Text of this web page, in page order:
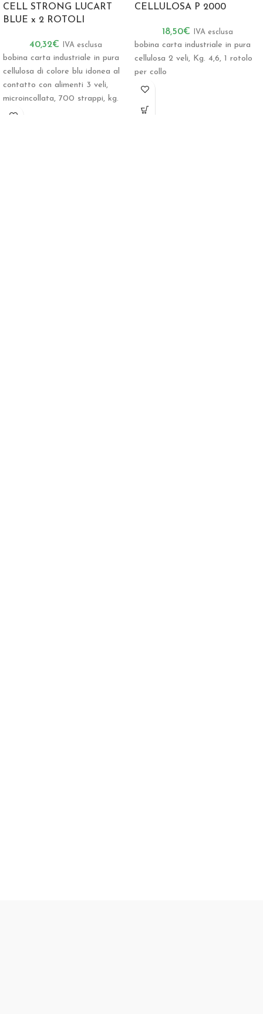
CELL STRONG LUCART
BLUE x 2 ROTOLI
40,32€ IVA esclusa
bobina carta industriale in pura
cellulosa di colore blu idonea al
contatto con alimenti 3 veli,
microincollata, 700 strappi, kg.
CELLULOSA P 2000
18,50€ IVA esclusa
bobina carta industriale in pura
cellulosa 2 veli, Kg. 4,6, 1 rotolo
per collo